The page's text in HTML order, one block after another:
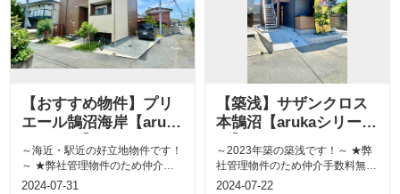
【おすすめ物件】プリ
エール鵠沼海岸【aruka
シリーズ】
～海近・駅近の好立地物件です！
～ ★弊社管理物件のため仲介手
2024-07-31
【築浅】サザンクロス
本鵠沼【arukaシリー
～2023年築の築浅です！～ ★弊
社管理物件のため仲介手数料無料
★ 無垢床フローリング物...
2024-07-22